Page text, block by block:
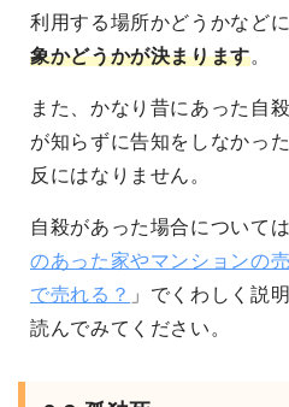
利用する場所かどうかなどに
象かどうかが決まります。
また、かなり昔にあった自
が知らずに告知をしなかっ
反にはなりません。
自殺があった場合については
のあった家やマンションの
で売れる？ 」でくわしく説
読んでみてください。